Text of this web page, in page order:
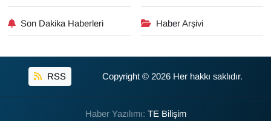
Son Dakika Haberleri Haber Arşivi
RSS Copyright © 2026 Her hakkı saklıdır.
Haber Yazılımı: TE Bilişim